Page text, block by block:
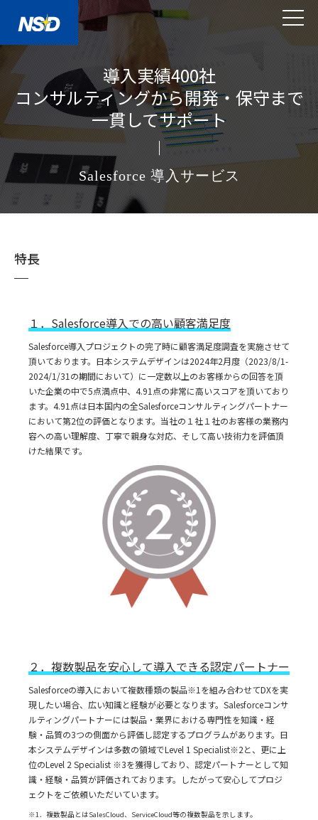
導入実績400社
コンサルティングから開発・保守まで
一貫してサポート
Salesforce 導入サービス
特長
１．Salesforce導入での高い顧客満足度
Salesforce導入プロジェクトの完了時に顧客満足度調査を実施させて
頂いております。日本システムデザインは2024年2月度（2023/8/1-
2024/1/31の期間において）に一定数以上のお客様からの回答を頂
いた企業の中で5点満点中、4.91点の非常に高いスコアを頂いており
ます。4.91点は日本国内の全Salesforceコンサルティングパートナー
において第2位の評価となります。当社の１社１社のお客様の業務内
容への高い理解度、丁寧で親身な対応、そして高い技術力を評価頂
けた結果です。
２．複数製品を安心して導入できる認定パートナー
Salesforceの導入において複数種類の製品※1を組み合わせてDXを実
現したい場合、広い知識と経験が必要となります。Salesforceコンサ
ルティングパートナーには製品・業界における専門性を知識・経
験・品質の3つの側面から評価し認定するプログラムがあります。日
本システムデザインは多数の領域でLevel 1 Specialist※2と、更に上
位のLevel 2 Specialist ※3を獲得しており、認定パートナーとして知
識・経験・品質が評価されております。したがって安心してプロジ
ェクトをご依頼いただいています。
※1．複数製品とはSalesCloud、ServiceCloud等の複数製品を示します。